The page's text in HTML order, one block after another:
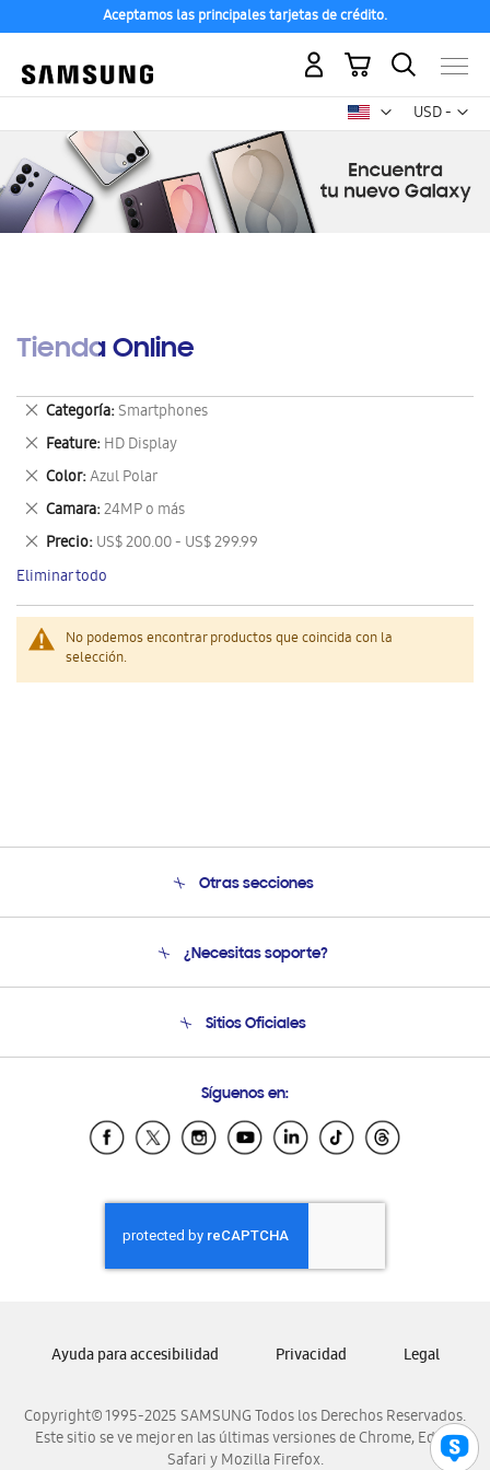
Aceptamos las principales tarjetas de crédito.
USD -
dólar
Mi carrito
Tienda Online
No podemos encontrar productos que coincida con la
selección.
Categoría Smartphones
Eliminar
este
artículo
Feature HD Display
Eliminar
este
artículo
Color Azul Polar
Eliminar
este
artículo
Camara 24MP o más
Eliminar
este
artículo
Precio US$ 200.00 - US$ 299.99
Eliminar
este
artículo
Eliminar todo
Otras secciones
Soporte
Condiciones de Compra
¿Necesitas soporte?
Soporte vía eMail
Sitios Oficiales
Samsung Ecuador
Samsung El Salvador
Samsung Honduras
Samsung Nicaragua
Samsung Panamá
Samsung Venezuela
Síguenos en:
Copyright© 1995-2025 SAMSUNG Todos los Derechos Reservados.
Este sitio se ve mejor en las últimas versiones de Chrome, Edge,
Safari y Mozilla Firefox.
Ayuda para accesibilidad Privacidad Legal